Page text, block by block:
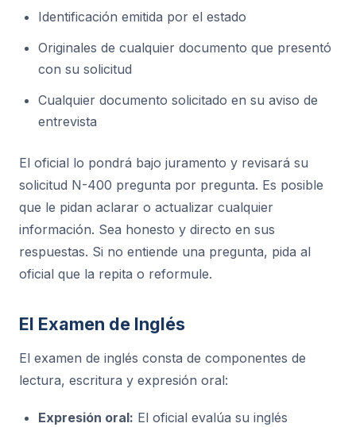
Identificación emitida por el estado
Originales de cualquier documento que presentó
con su solicitud
Cualquier documento solicitado en su aviso de
entrevista
El oficial lo pondrá bajo juramento y revisará su
solicitud N-400 pregunta por pregunta. Es posible
que le pidan aclarar o actualizar cualquier
información. Sea honesto y directo en sus
respuestas. Si no entiende una pregunta, pida al
oficial que la repita o reformule.
El Examen de Inglés
El examen de inglés consta de componentes de
lectura, escritura y expresión oral:
Expresión oral: El oficial evalúa su inglés